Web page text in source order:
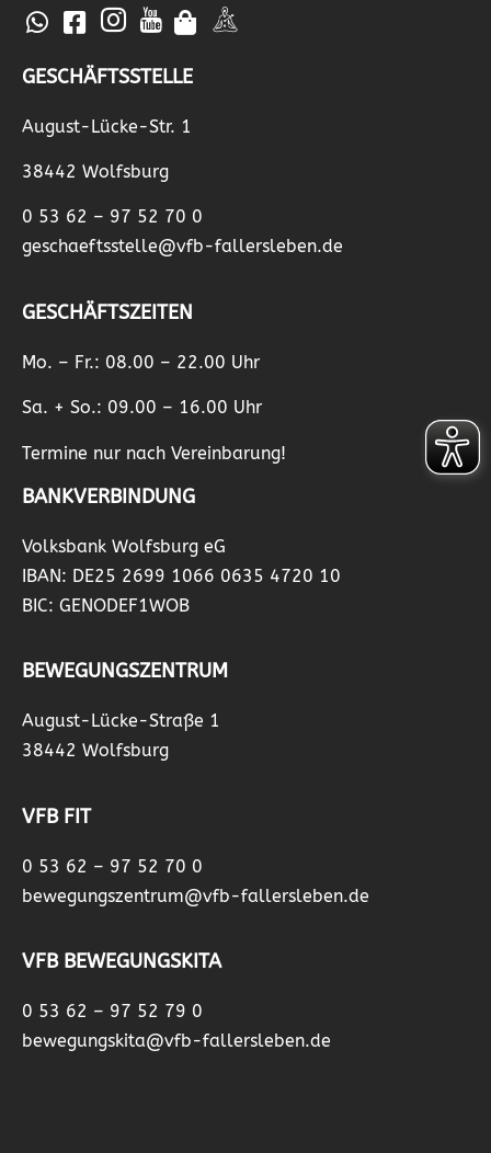
GESCHÄFTSSTELLE
August-Lücke-Str. 1
38442 Wolfsburg
0 53 62 – 97 52 70 0
geschaeftsstelle@vfb-fallersleben.de
GESCHÄFTSZEITEN
Mo. – Fr.: 08.00 – 22.00 Uhr
Sa. + So.: 09.00 – 16.00 Uhr
Termine nur nach Vereinbarung!
BANKVERBINDUNG
Volksbank Wolfsburg eG
IBAN: DE25 2699 1066 0635 4720 10
BIC: GENODEF1WOB
BEWEGUNGSZENTRUM
August-Lücke-Straße 1
38442 Wolfsburg
VFB FIT
0 53 62 – 97 52 70 0
bewegungszentrum@vfb-fallersleben.de
VFB BEWEGUNGSKITA
0 53 62 – 97 52 79 0
bewegungskita@vfb-fallersleben.de